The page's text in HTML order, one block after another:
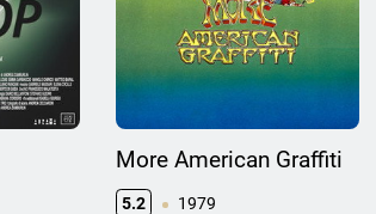
More American Graffiti
5.2 1979